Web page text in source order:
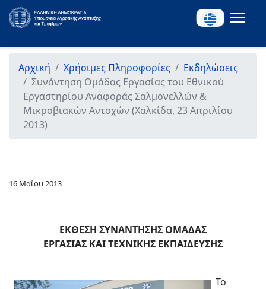
Αρχική Χρήσιμες Πληροφορίες
Εκδηλώσεις
Συνάντηση Ομάδας Εργασίας του Εθνικού
Εργαστηρίου Αναφοράς Σαλμονελλών &
Μικροβιακών Αντοχών (Χαλκίδα, 23 Απριλίου
2013)
16 Μαΐου 2013
ΕΚΘΕΣΗ ΣΥΝΑΝΤΗΣΗΣ ΟΜΑΔΑΣ
ΕΡΓΑΣΙΑΣ ΚΑΙΤΕΧΝΙΚΗΣ ΕΚΠΑΙΔΕΥΣΗΣ
Το